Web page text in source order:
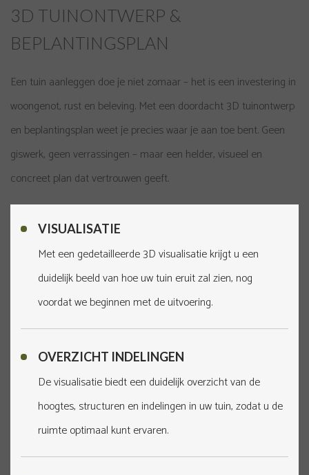
3D TUINONTWERP &
BEPLANTINGSPLAN
Een tuin aanleggen doe je niet zomaar – het is een investering in
woongenot, rust en beleving. Met een doordacht 3D tuinontwerp
en beplantingsplan weet je precies waar je aan toe bent. Geen
giswerk, geen verrassingen – maar een helder, visueel en
concreet plan dat vertrouwen geeft.
VISUALISATIE
Met een gedetailleerde 3D visualisatie krijgt u een
duidelijk beeld van hoe uw tuin eruit zal zien, nog
voordat we beginnen met de uitvoering.
OVERZICHT INDELINGEN
De visualisatie biedt een duidelijk overzicht van de
hoogtes, structuren en indelingen in uw tuin, zodat u de
ruimte optimaal kunt ervaren.